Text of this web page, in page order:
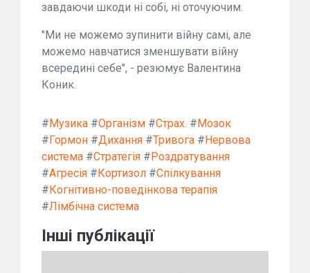
завдаючи шкоди ні собі, ні оточуючим.
"Ми не можемо зупинити війну самі, але
можемо навчатися зменшувати війну
всередині себе", - резюмує Валентина
Коник.
#Музика #Організм #Страх. #Мозок
#Гормон #Дихання #Тривога #Нервова
система #Стратегія #Роздратування
#Агресія #Кортизол #Спілкування
#Когнітивно-поведінкова терапія
#Лімбічна система
Інші публікації